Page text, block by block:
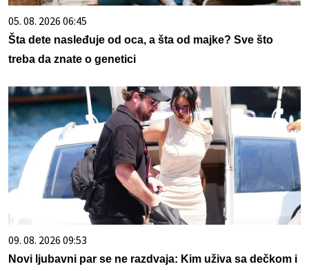
05. 08. 2026 06:45
Šta dete nasleđuje od oca, a šta od majke? Sve što
treba da znate o genetici
09. 08. 2026 09:53
Novi ljubavni par se ne razdvaja: Kim uživa sa dečkom i